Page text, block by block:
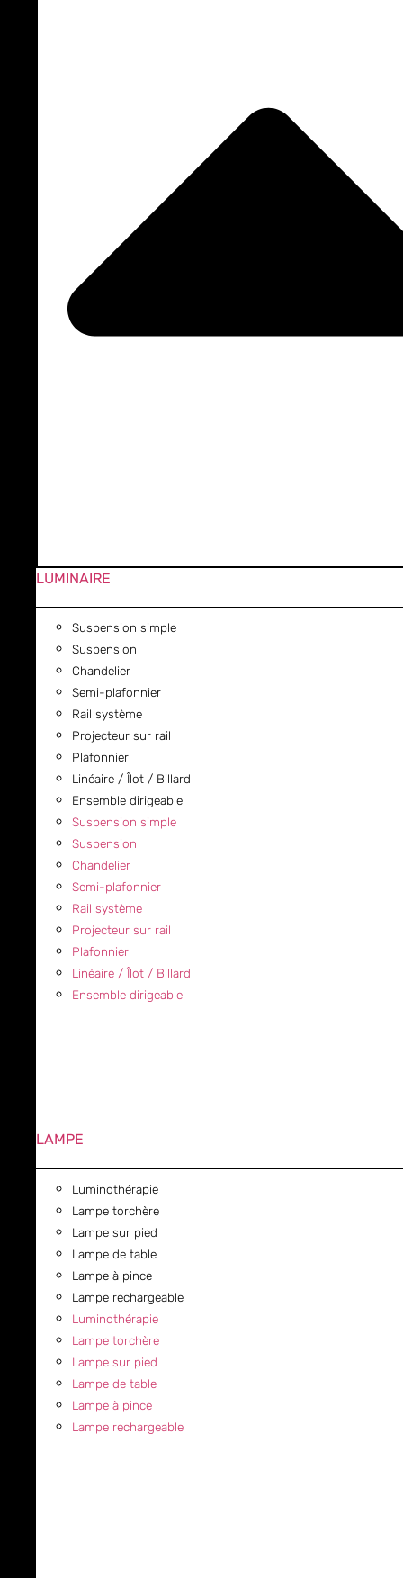
LUMINAIRE
Suspension simple
Suspension
Chandelier
Semi-plafonnier
Rail système
Projecteur sur rail
Plafonnier
Linéaire / Îlot / Billard
Ensemble dirigeable
Suspension simple
Suspension
Chandelier
Semi-plafonnier
Rail système
Projecteur sur rail
Plafonnier
Linéaire / Îlot / Billard
Ensemble dirigeable
LAMPE
Luminothérapie
Lampe torchère
Lampe sur pied
Lampe de table
Lampe à pince
Lampe rechargeable
Luminothérapie
Lampe torchère
Lampe sur pied
Lampe de table
Lampe à pince
Lampe rechargeable